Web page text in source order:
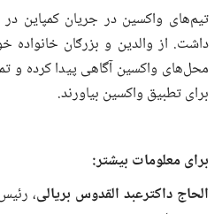
تیم‌های واکسین در جریان
داشت. از والدین و بزرګان
محل‌های واکسین آگاهی پیدا کرده و
برای تطبیق واکسین بیاورند.
برای معلومات بیشتر:
الحاج داکترعبد القدوس بریالی،